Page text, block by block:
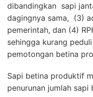
dibandingkan sapi
dagingnya sama, (3)
pemerintah, dan (4)
sehingga kurang
pemotongan betina
Sapi betina produktif
penurunan jumlah